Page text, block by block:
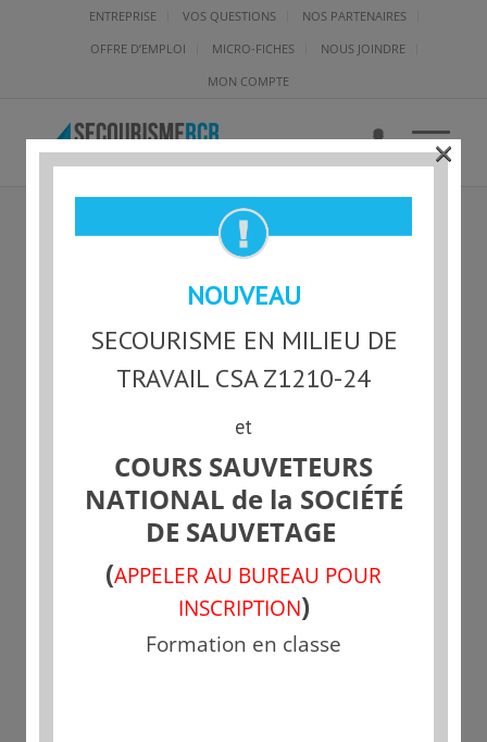
ENTREPRISE VOS QUESTIONS
NOS PARTENAIRES
OFFRE D’EMPLOI
MICRO-FICHES
NOUS JOINDRE
MON COMPTE
BANDEAU-FORMATION-
VHR
NOUVEAU
SECOURISME EN MILIEU DE
TRAVAIL CSA Z1210-24
et
COURS SAUVETEURS
NATIONAL de la SOCIÉTÉ
DE SAUVETAGE
(APPELER AU BUREAU POUR
INSCRIPTION)
Formation en classe
×